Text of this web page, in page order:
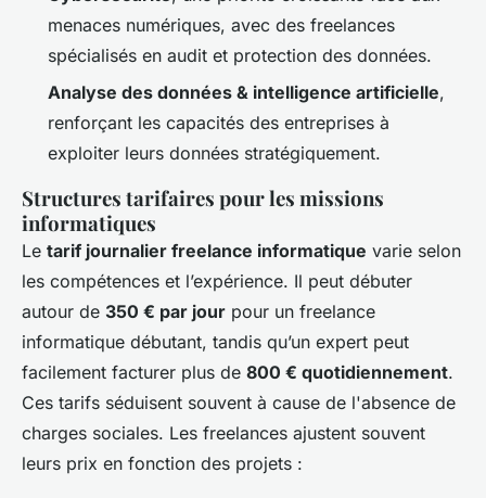
menaces numériques, avec des freelances
spécialisés en audit et protection des données.
Analyse des données & intelligence artificielle,
renforçant les capacités des entreprises à
exploiter leurs données stratégiquement.
Structures tarifaires pour les missions
informatiques
Le tarif journalier freelance informatique varie selon
les compétences et l’expérience. Il peut débuter
autour de 350 € par jour pour un freelance
informatique débutant, tandis qu’un expert peut
facilement facturer plus de 800 € quotidiennement.
Ces tarifs séduisent souvent à cause de l'absence de
charges sociales. Les freelances ajustent souvent
leurs prix en fonction des projets :